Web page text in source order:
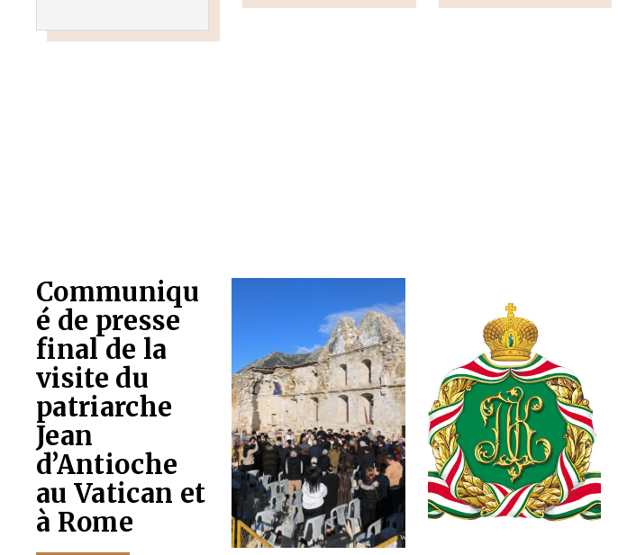
Communiqu
é de presse
final de la
visite du
patriarche
Jean
d’Antioche
au Vatican et
à Rome